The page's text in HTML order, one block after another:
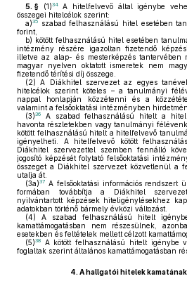
5. § (1)34A hitelfelvevő által igénybe
összegei hitelcélok szerint:
a)35
szabad felhasználású hitel esetében
forint,
b) kötött felhasználású hitel esetében
intézmény részére igazoltan fizetendő
illetve az alap- és mesterképzés tantervében
magyar nyelven oktatott ismeretek nem
fizetendő térítési díj összege.
(2) A Diákhitel szervezet az egyes
hitelcélok szerint köteles – a tanulmányi
nappal honlapján közzétenni és a
valamint a felsőoktatási intézményben
(3)36
A szabad felhasználású hitelt a
havonta részletekben vagy tanulmányi
kötött felhasználású hitelt a hitelfelvevő
igényelheti. A hitelfelvevő kötött
Diákhitel szervezettel szemben fennálló
jogosító képzését folytató felsőoktatási
összeget a Diákhitel szervezet közvetlenül a
utalja át.
(3a)37 A felsőoktatási információs rendszert
formában továbbítja a Diákhitel
nyilvántartott képzések hiteligénylésekhez
adatokban történő bármely évközi változást.
(4) A szabad felhasználású hitelt
kamattámogatásban nem részesülnek,
esetekben és feltételek mellett célzott
(5)38 A kötött felhasználású hitelt igénybe
foglaltak szerint általános kamattámogatásban
4. A hallgatói hitelek